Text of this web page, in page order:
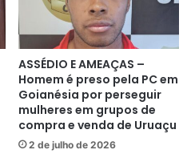
ASSÉDIO E AMEAÇAS –
Homem é preso pela PC em
Goianésia por perseguir
mulheres em grupos de
compra e venda de Uruaçu
2 de julho de 2026